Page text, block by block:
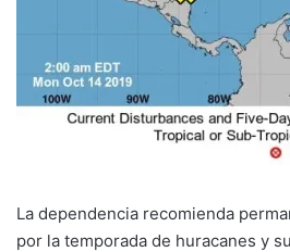
La dependencia recomienda
por la temporada de huracanes y